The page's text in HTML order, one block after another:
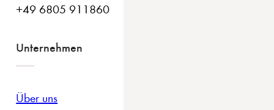
+49 6805 911860
Unternehmen
Über uns